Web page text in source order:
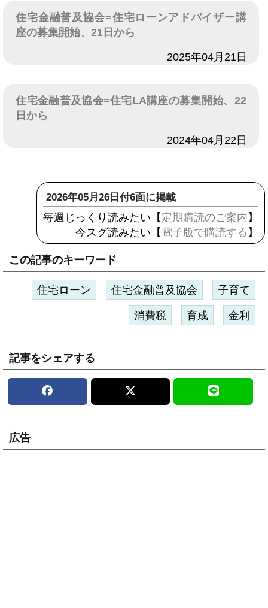
住宅金融普及協会=住宅ローンアドバイザー講
座の募集開始、21日から
2025年04月21日
住宅金融普及協会=住宅LA講座の募集開始、22
日から
2024年04月22日
2026年05月26日付6面に掲載
毎週じっくり読みたい【 定期購読のご案内 】
今スグ読みたい【 電子版で購読する 】
この記事のキーワード
住宅ローン 住宅金融普及協会 子育て
消費税 育成 金利
記事をシェアする
広告